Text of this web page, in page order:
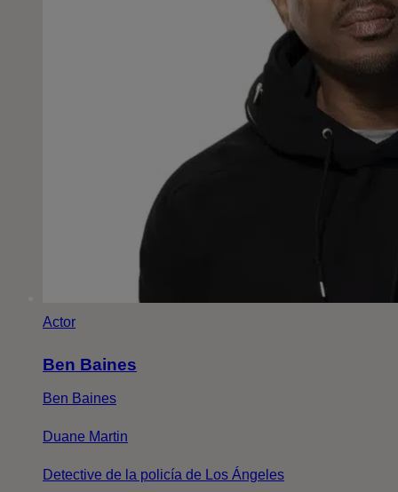
Actor
Ben Baines
Ben Baines
Duane Martin
Detective de la policía de Los Ángeles